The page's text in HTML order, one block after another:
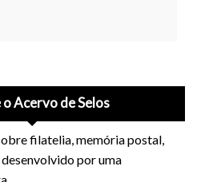
o Acervo de Selos
filatelia, memória postal,
por uma